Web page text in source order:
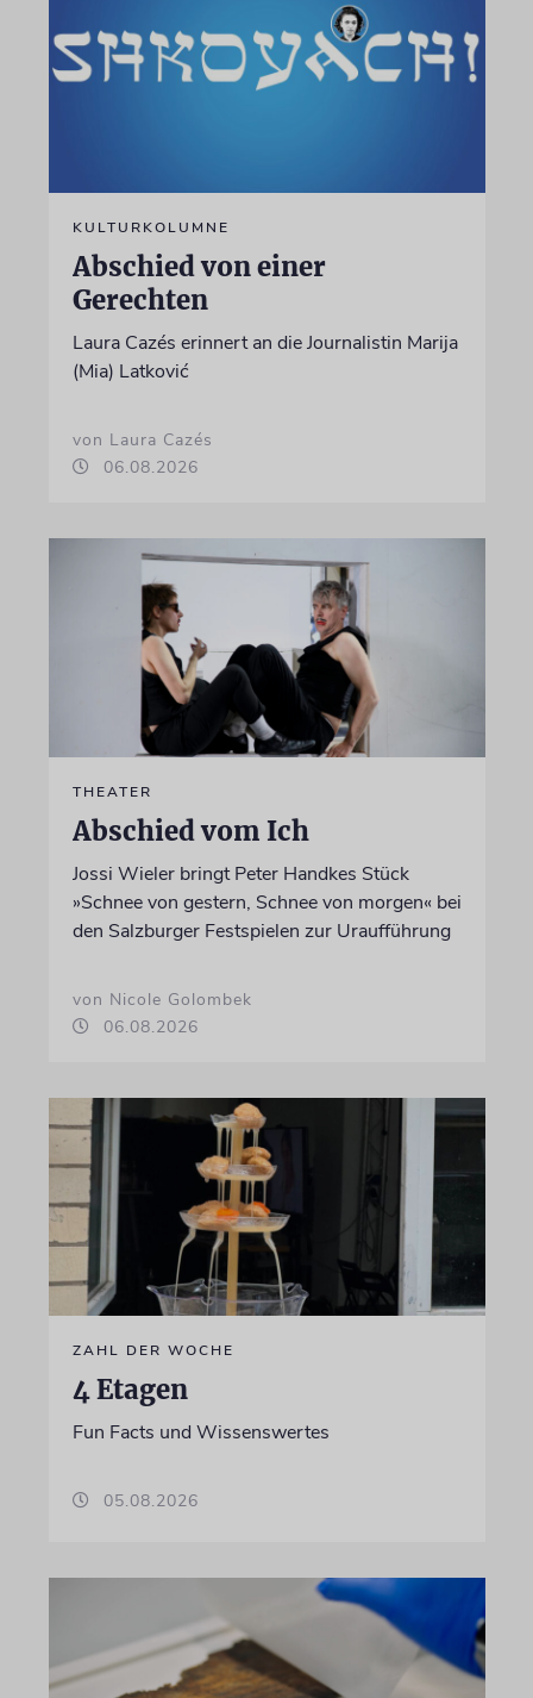
KULTURKOLUMNE
Abschied von einer
Gerechten
Laura Cazés erinnert an die Journalistin Marija
(Mia) Latković
von Laura Cazés
06.08.2026
THEATER
Abschied vom Ich
Jossi Wieler bringt Peter Handkes Stück
»Schnee von gestern, Schnee von morgen« bei
den Salzburger Festspielen zur Uraufführung
von Nicole Golombek
06.08.2026
ZAHL DER WOCHE
4 Etagen
Fun Facts und Wissenswertes
05.08.2026